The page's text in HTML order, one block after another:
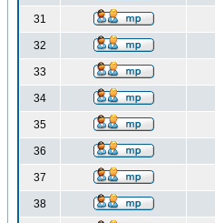
31
32
33
34
35
36
37
38